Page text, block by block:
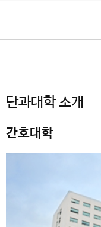
건
대
학
교
메
경
단과대학 소개
간호대학